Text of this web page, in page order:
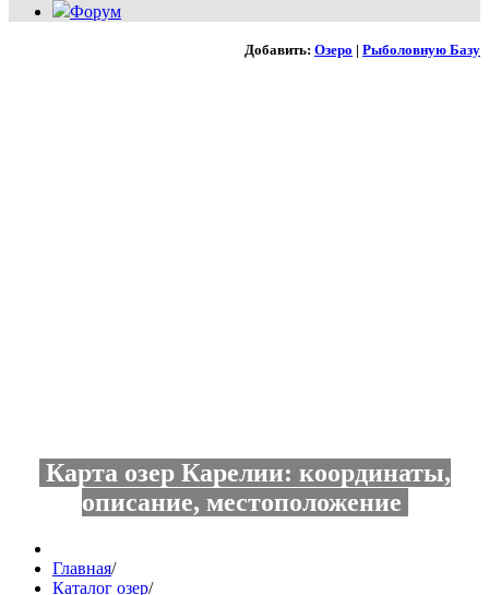
Форум
Добавить: Озеро | Рыболовную Базу
Карта озер Карелии: координаты,
описание, местоположение
Главная/
Каталог озер/